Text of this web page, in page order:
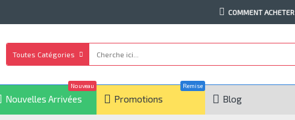
COMMENT ACHETER
Toutes Catégories
Nouvelles Arrivées
Nouveau
Promotions
Remise
Blog